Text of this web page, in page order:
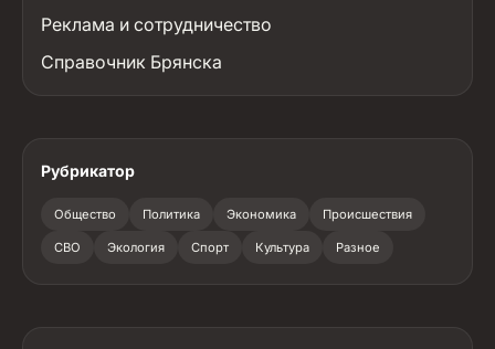
Реклама и сотрудничество
Справочник Брянска
Рубрикатор
Общество Политика Экономика Происшествия
СВО Экология Спорт Культура Разное